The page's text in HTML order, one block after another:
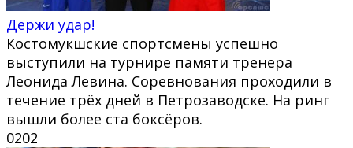
Держи удар!
Костомукшские спортсмены успешно
выступили на турнире памяти тренера
Леонида Левина. Соревнования проходили в
течение трёх дней в Петрозаводске. На ринг
вышли более ста боксёров.
0202